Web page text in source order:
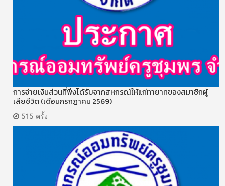
การจ่ายเงินส่วนที่พึงได้รับจากสหกรณ์ให้แก่ทายาทของสมาชิกผู้
เสียชีวิต (เดือนกรกฎาคม 2569)
515 ครั้ง